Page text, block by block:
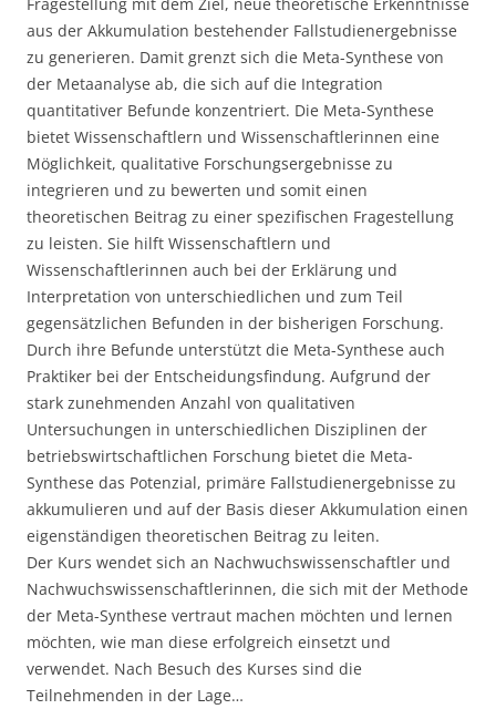
aus der Akkumulation bestehender Fallstudienergebnisse
zu generieren. Damit grenzt sich die Meta-Synthese von
der Metaanalyse ab, die sich auf die Integration
quantitativer Befunde konzentriert. Die Meta-Synthese
bietet Wissenschaftlern und Wissenschaftlerinnen eine
Möglichkeit, qualitative Forschungsergebnisse zu
integrieren und zu bewerten und somit einen
theoretischen Beitrag zu einer spezifischen Fragestellung
zu leisten. Sie hilft Wissenschaftlern und
Wissenschaftlerinnen auch bei der Erklärung und
Interpretation von unterschiedlichen und zum Teil
gegensätzlichen Befunden in der bisherigen Forschung.
Durch ihre Befunde unterstützt die Meta-Synthese auch
Praktiker bei der Entscheidungsfindung. Aufgrund der
stark zunehmenden Anzahl von qualitativen
Untersuchungen in unterschiedlichen Disziplinen der
betriebswirtschaftlichen Forschung bietet die Meta-
Synthese das Potenzial, primäre Fallstudienergebnisse zu
akkumulieren und auf der Basis dieser Akkumulation einen
eigenständigen theoretischen Beitrag zu leiten.
Der Kurs wendet sich an Nachwuchswissenschaftler und
Nachwuchswissenschaftlerinnen, die sich mit der Methode
der Meta-Synthese vertraut machen möchten und lernen
möchten, wie man diese erfolgreich einsetzt und
verwendet. Nach Besuch des Kurses sind die
Teilnehmenden in der Lage…